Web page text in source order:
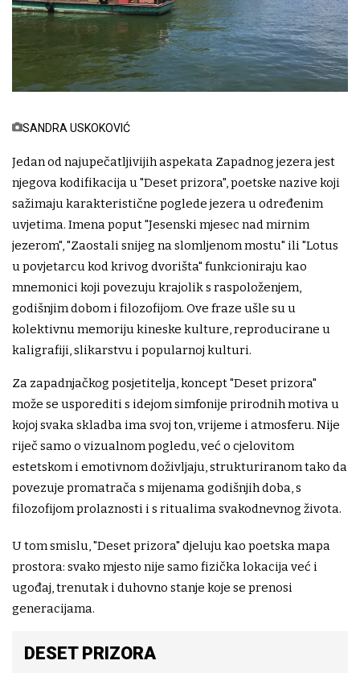
SANDRA USKOKOVIĆ
Jedan od najupečatljivijih aspekata Zapadnog jezera jest
njegova kodifikacija u "Deset prizora", poetske nazive koji
sažimaju karakteristične poglede jezera u određenim
uvjetima. Imena poput "Jesenski mjesec nad mirnim
jezerom", "Zaostali snijeg na slomljenom mostu" ili "Lotus
u povjetarcu kod krivog dvorišta" funkcioniraju kao
mnemonici koji povezuju krajolik s raspoloženjem,
godišnjim dobom i filozofijom. Ove fraze ušle su u
kolektivnu memoriju kineske kulture, reproducirane u
kaligrafiji, slikarstvu i popularnoj kulturi.
Za zapadnjačkog posjetitelja, koncept "Deset prizora"
može se usporediti s idejom simfonije prirodnih motiva u
kojoj svaka skladba ima svoj ton, vrijeme i atmosferu. Nije
riječ samo o vizualnom pogledu, već o cjelovitom
estetskom i emotivnom doživljaju, strukturiranom tako da
povezuje promatrača s mijenama godišnjih doba, s
filozofijom prolaznosti i s ritualima svakodnevnog života.
U tom smislu, "Deset prizora" djeluju kao poetska mapa
prostora: svako mjesto nije samo fizička lokacija već i
ugođaj, trenutak i duhovno stanje koje se prenosi
generacijama.
DESET PRIZORA